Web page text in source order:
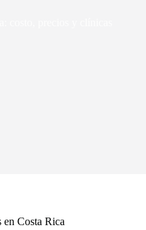
Costa Rica